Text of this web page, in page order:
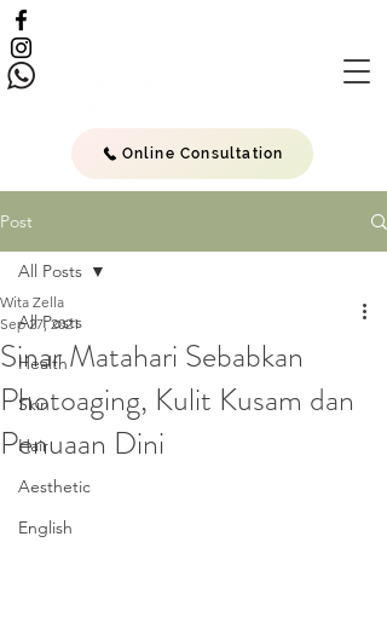
Online Consultation
Post
All Posts
Health
Skin
Hair
Aesthetic
English
All Posts
Sinar Matahari Sebabkan
Photoaging, Kulit Kusam dan
Penuaan Dini
Wita Zella
Sep 27, 2021